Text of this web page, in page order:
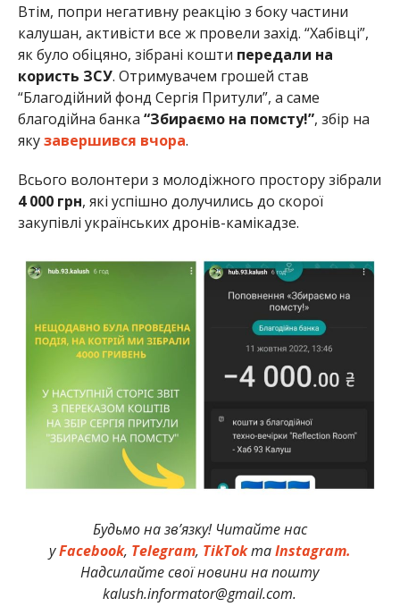
Втім, попри негативну реакцію з боку частини
калушан, активісти все ж провели захід. “Хабівці”,
як було обіцяно, зібрані кошти передали на
користь ЗСУ. Отримувачем грошей став
“Благодійний фонд Сергія Притули”, а саме
благодійна банка “Збираємо на помсту!”, збір на
якузавершився вчора.
Всього волонтери з молодіжного простору зібрали
4 000 грн, які успішно долучились до скорої
закупівлі українських дронів-камікадзе.
Будьмо на зв’язку! Читайте нас
уFacebook, Telegram, TikTokтаInstagram.
Надсилайте свої новини на пошту
kalush.informator@gmail.com.